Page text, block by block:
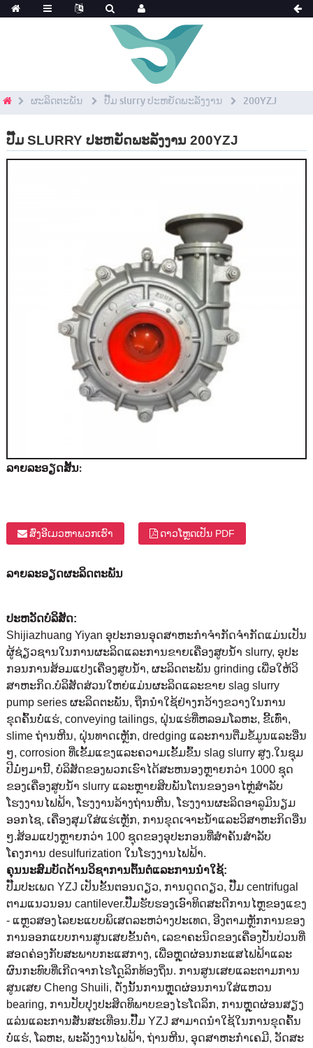
ຜະລິດຕະພັນ ປັ໊ມ slurry ປະຫຍັດພະລັງງານ 200YZJ
ປັ໊ມ SLURRY ປະຫຍັດພະລັງງານ 200YZJ
ລາຍ​ລະ​ອຽດ​ສັ້ນ​:
ສົ່ງອີເມວຫາພວກເຮົາ ດາວໂຫຼດເປັນ PDF
ລາຍລະອຽດຜະລິດຕະພັນ
ປະ​ຫວັດ​ບໍ​ລິ​ສັດ:
Shijiazhuang Yiyan ອຸ​ປະ​ກອນ​ອຸດ​ສາ​ຫະ​ກໍາ​ຈໍາ​ກັດ​ຈໍາ​ກັດ​ແມ່ນ​ເປັນ​
ຜູ້​ຊ່ຽວ​ຊານ​ໃນ​ການ​ຜະ​ລິດ​ແລະ​ການ​ຂາຍ​ເຄື່ອງ​ສູບ​ນ​້​ໍາ slurry​, ອຸ​ປະ​
ກອນ​ການ​ສ້ອມ​ແປງ​ເຄື່ອງ​ສູບ​ນ​້​ໍາ​, ຜະ​ລິດ​ຕະ​ພັນ grinding ເພື່ອ​ໃຫ້​ວິ​
ສາ​ຫະ​ກິດ​.ບໍລິສັດສ່ວນໃຫຍ່ແມ່ນຜະລິດແລະຂາຍ slag slurry
pump series ຜະລິດຕະພັນ, ຖືກນໍາໃຊ້ຢ່າງກວ້າງຂວາງໃນການ
ຂຸດຄົ້ນບໍ່ແຮ່, conveying tailings, ຝຸ່ນແຮ່ທີ່ຫລອມໂລຫະ, ຂີ້ເທົ່າ,
slime ຖ່ານຫີນ, ຝຸ່ນທາດເຫຼັກ, dredging ແລະການຕື່ມຂໍ້ມູນແລະອື່ນ
ໆ, corrosion ທີ່ເຂັ້ມແຂງແລະຄວາມເຂັ້ມຂົ້ນ slag slurry ສູງ.ໃນຊຸມ
ປີມໍ່ໆມານີ້, ບໍລິສັດຂອງພວກເຮົາໄດ້ສະຫນອງຫຼາຍກວ່າ 1000 ຊຸດ
ຂອງເຄື່ອງສູບນ້ໍາ slurry ແລະຫຼາຍສິບພັນໂຕນຂອງອາໄຫຼ່ສໍາລັບ
ໂຮງງານໄຟຟ້າ, ໂຮງງານລ້າງຖ່ານຫີນ, ໂຮງງານຜະລິດອາລູມິນຽມ
ອອກໄຊ, ເຄື່ອງສຸມໃສ່ແຮ່ເຫຼັກ, ການຂຸດເຈາະນ້ໍາແລະວິສາຫະກິດອື່ນ
ໆ.ສ້ອມແປງຫຼາຍກວ່າ 100 ຊຸດຂອງອຸປະກອນທີ່ສໍາຄັນສໍາລັບ
ໂຄງການ desulfurization ໃນໂຮງງານໄຟຟ້າ.
ຄຸນ​ນະ​ສົມ​ບັດ​ດ້ານ​ວິ​ຊາ​ການ​ຕົ້ນ​ຕໍ​ແລະ​ການ​ນໍາ​ໃຊ້​:
ປັ໊ມປະເພດ YZJ ເປັນຂັ້ນຕອນດຽວ, ການດູດດຽວ, ປັ໊ມ centrifugal
ຕາມແນວນອນ cantilever.ປັ໊ມຮັບຮອງເອົາທິດສະດີການໄຫຼຂອງແຂງ
- ແຫຼວສອງໄລຍະແບບພິເສດລະຫວ່າງປະເທດ, ອີງຕາມຫຼັກການຂອງ
ການອອກແບບການສູນເສຍຂັ້ນຕ່ໍາ, ເລຂາຄະນິດຂອງເຄື່ອງປັ່ນປ່ວນທີ່
ສອດຄ່ອງກັບສະພາບກະແສກາງ, ເພື່ອຫຼຸດຜ່ອນກະແສໄຟຟ້າແລະ
ຜົນກະທົບທີ່ເກີດຈາກໄຮໂດຼລິກທ້ອງຖິ່ນ. ການ​ສູນ​ເສຍ​ແລະ​ຕາມ​ການ​
ສູນ​ເສຍ Cheng Shuili​, ດັ່ງ​ນັ້ນ​ການ​ຫຼຸດ​ຜ່ອນ​ການ​ໃສ່​ແຫວນ
bearing​, ການ​ປັບ​ປຸງ​ປະ​ສິດ​ທິ​ພາບ​ຂອງ​ໄຮ​ໂດ​ລິກ​, ການ​ຫຼຸດ​ຜ່ອນ​ສຽງ​
ແລ່ນ​ແລະ​ການ​ສັ່ນ​ສະ​ເທືອນ​.ປັ໊ມ YZJ ສາມາດນໍາໃຊ້ໃນການຂຸດຄົ້ນ
ບໍ່ແຮ່, ໂລຫະ, ພະລັງງານໄຟຟ້າ, ຖ່ານຫີນ, ອຸດສາຫະກໍາເຄມີ, ວັດສະ